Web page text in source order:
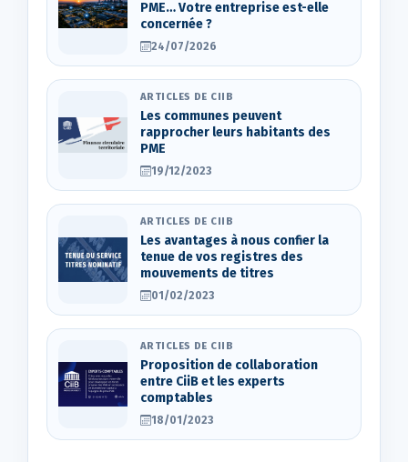
PME… Votre entreprise est-elle
concernée ?
24/07/2026
ARTICLES DE CIIB
Les communes peuvent
rapprocher leurs habitants des
PME
19/12/2023
ARTICLES DE CIIB
Les avantages à nous confier la
tenue de vos registres des
mouvements de titres
01/02/2023
ARTICLES DE CIIB
Proposition de collaboration
entre CiiB et les experts
comptables
18/01/2023